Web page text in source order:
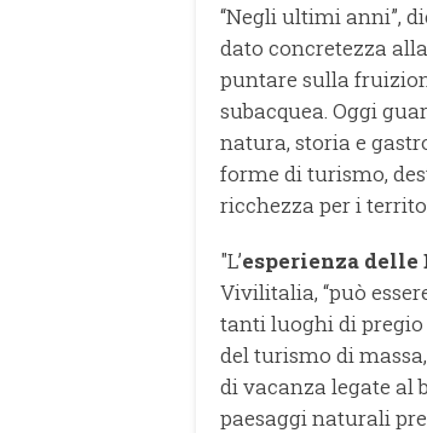
“Negli ultimi anni”,
dato concretezza
puntare sulla
subacquea. Oggi
natura, storia e
forme di turismo,
ricchezza per i
"L’esperienza delle
Vivilitalia, “può
tanti luoghi di
del turismo di
di vacanza legate al
paesaggi naturali